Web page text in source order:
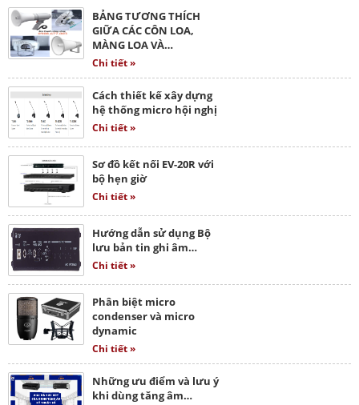
BẢNG TƯƠNG THÍCH
GIỮA CÁC CÔN LOA,
MÀNG LOA VÀ…
Chi tiết »
Cách thiết kế xây dựng
hệ thống micro hội nghị
Chi tiết »
Sơ đồ kết nối EV-20R với
bộ hẹn giờ
Chi tiết »
Hướng dẫn sử dụng Bộ
lưu bản tin ghi âm…
Chi tiết »
Phân biệt micro
condenser và micro
dynamic
Chi tiết »
Những ưu điểm và lưu ý
khi dùng tăng âm…